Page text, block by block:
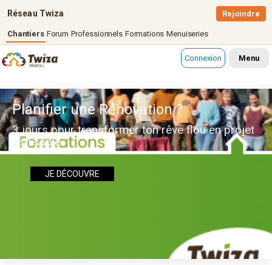
Réseau Twiza
Chantiers Forum Professionnels Formations Menuiseries
Rejoindre
Connexion Menu
Planifier une Rénovation ?
3 jours pour transformer ton rêve flou en projet
réalisable
JE DÉCOUVRE